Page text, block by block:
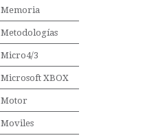
Memoria
Metodologías
Micro4/3
Microsoft XBOX
Motor
Moviles